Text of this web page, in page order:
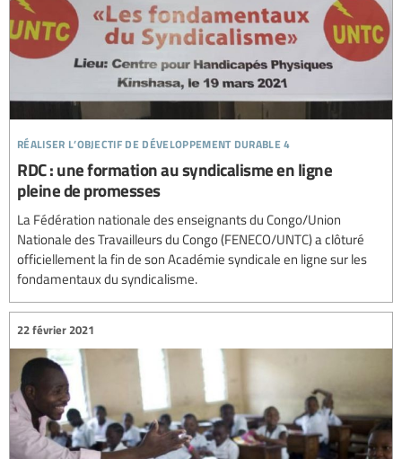
réaliser l’objectif de développement durable 4
RDC : une formation au syndicalisme en ligne
pleine de promesses
La Fédération nationale des enseignants du Congo/Union
Nationale des Travailleurs du Congo (FENECO/UNTC) a clôturé
officiellement la fin de son Académie syndicale en ligne sur les
fondamentaux du syndicalisme.
22 février 2021